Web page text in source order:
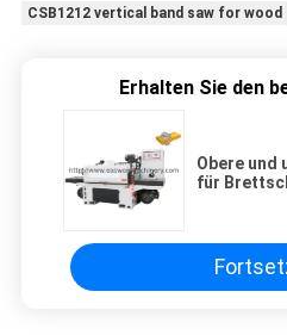
CSB1212 vertical band saw for wood
Erhalten Sie den
Obere und
für